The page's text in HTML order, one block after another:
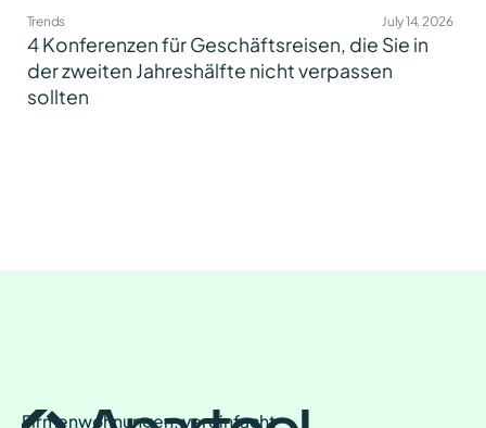
Trends July 14, 2026
4 Konferenzen für Geschäftsreisen, die Sie in
der zweiten Jahreshälfte nicht verpassen
sollten
Firmenwohnungen, vereinfacht